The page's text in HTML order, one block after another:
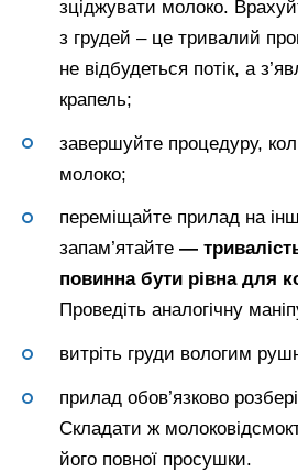
зціджувати молоко.
з грудей – це тривалий
не відбудеться потік, а
крапель;
завершуйте процедуру,
молоко;
переміщайте прилад на
запам’ятайте —
повинна бути рівна для
Проведіть аналогічну
витріть груди вологим
прилад обов’язково
Складати ж
його повної просушки.